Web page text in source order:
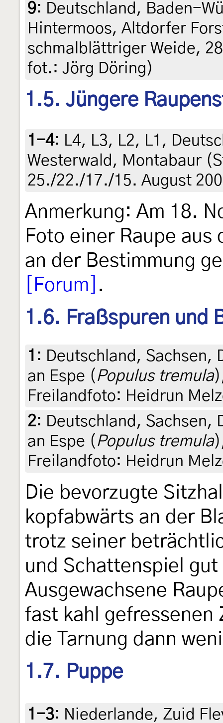
9: Deutschland, Baden-
Hintermoos, Altdorfer
schmalblättriger Weide,
fot.: Jörg Döring)
1.5. Jüngere
1-4: L4, L3, L2, L1,
Westerwald, Montabaur
25./22./17./15. August
Anmerkung: Am 18.
Foto einer Raupe
an der Bestimmung
[Forum] .
1.6. Fraßspuren und
1 : Deutschland, Sachsen,
an Espe ( Populus tremula
Freilandfoto: Heidrun
2: Deutschland, Sachsen,
an Espe ( Populus tremula
Freilandfoto: Heidrun
Die bevorzugte
kopfabwärts an der
trotz seiner
und Schattenspiel
Ausgewachsene
fast kahl
die Tarnung dann
1.7. Puppe
1-3: Niederlande, Zuid